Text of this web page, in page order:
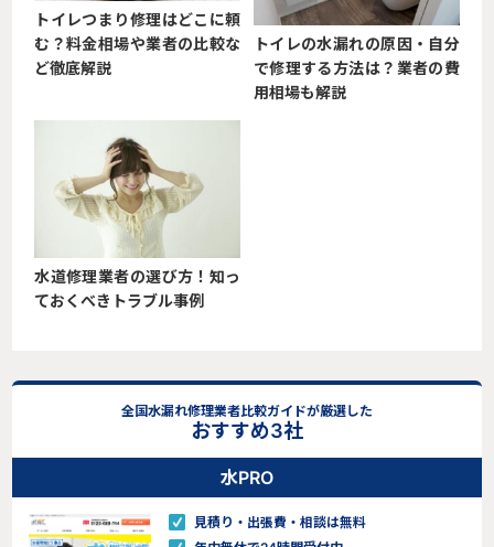
トイレつまり修理はどこに頼
む？料金相場や業者の比較な
ど徹底解説
トイレの水漏れの原因・自分
で修理する方法は？業者の費
用相場も解説
水道修理業者の選び方！知っ
ておくべきトラブル事例
全国水漏れ修理業者比較ガイドが厳選した
おすすめ3社
水PRO
見積り・出張費・相談は無料